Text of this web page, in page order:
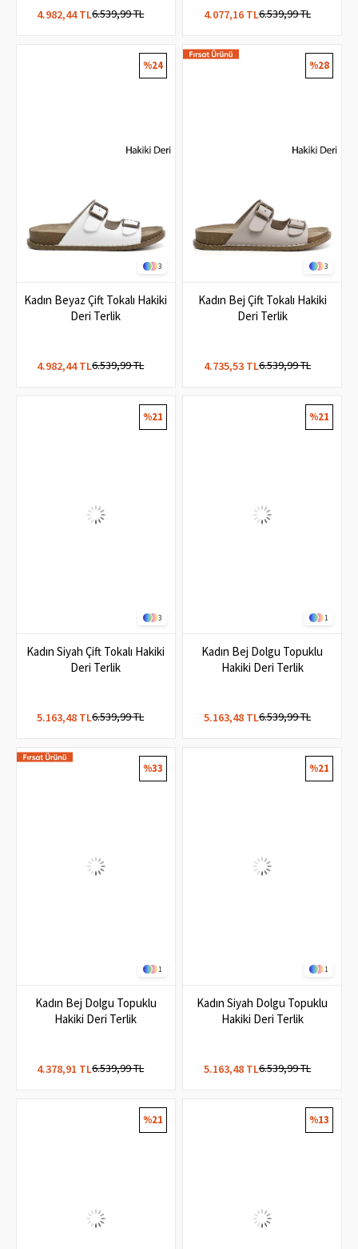
4.982,44 TL6.539,99 TL 4.077,16 TL6.539,99 TL
3
Kadın Beyaz Çift Tokalı Hakiki
Deri Terlik
4.982,44 TL6.539,99 TL
%24
3
Kadın Bej Çift Tokalı Hakiki
Deri Terlik
4.735,53 TL6.539,99 TL
%28
3
Kadın Siyah Çift Tokalı Hakiki
Deri Terlik
5.163,48 TL6.539,99 TL
%21
1
Kadın Bej Dolgu Topuklu
Hakiki Deri Terlik
5.163,48 TL6.539,99 TL
%21
1
Kadın Bej Dolgu Topuklu
Hakiki Deri Terlik
4.378,91 TL6.539,99 TL
%33
1
Kadın Siyah Dolgu Topuklu
Hakiki Deri Terlik
5.163,48 TL6.539,99 TL
%21
%21 %13